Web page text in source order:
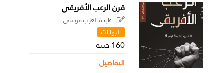
قرن الرعب الأفريقي
عايدة العزب موسى
الروايات
160 جنية
التفاصيل